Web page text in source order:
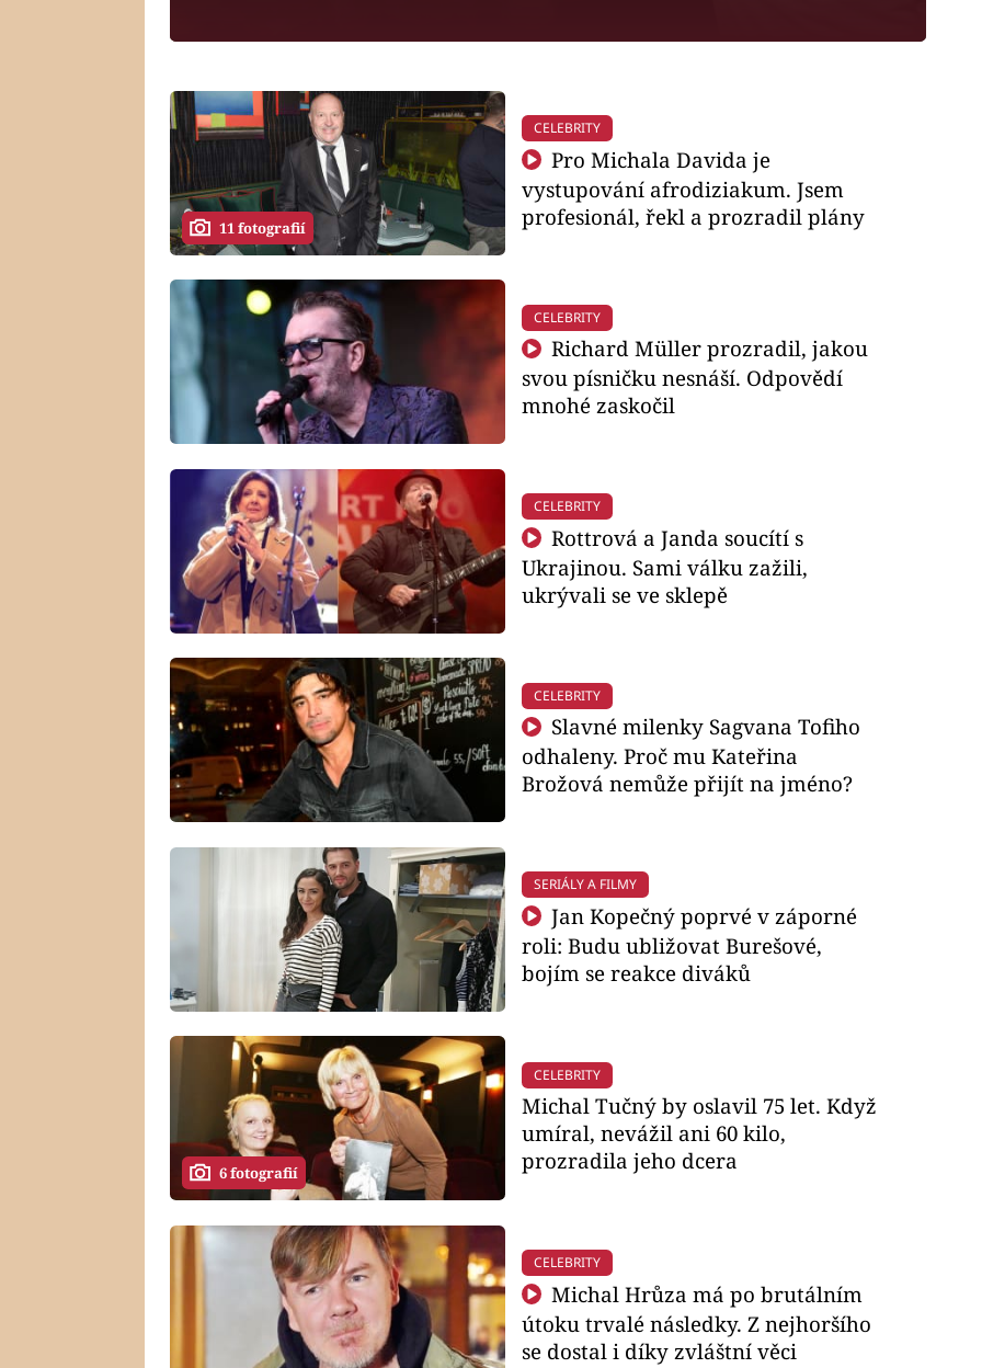
11 fotografií
CELEBRITY
Pro Michala Davida je
vystupování afrodiziakum. Jsem
profesionál, řekl a prozradil plány
CELEBRITY
Richard Müller prozradil, jakou
svou písničku nesnáší. Odpovědí
mnohé zaskočil
CELEBRITY
Rottrová a Janda soucítí s
Ukrajinou. Sami válku zažili,
ukrývali se ve sklepě
CELEBRITY
Slavné milenky Sagvana Tofiho
odhaleny. Proč mu Kateřina
Brožová nemůže přijít na jméno?
SERIÁLY A FILMY
Jan Kopečný poprvé v záporné
roli: Budu ubližovat Burešové,
bojím se reakce diváků
6 fotografií
CELEBRITY
Michal Tučný by oslavil 75 let. Když
umíral, nevážil ani 60 kilo,
prozradila jeho dcera
CELEBRITY
Michal Hrůza má po brutálním
útoku trvalé následky. Z nejhoršího
se dostal i díky zvláštní věci